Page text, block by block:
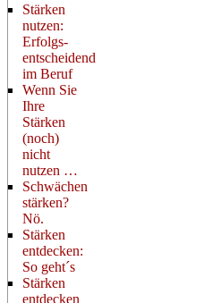
Stärken
nutzen:
Erfolgs-
entscheidend
im Beruf
Wenn Sie
Ihre
Stärken
(noch)
nicht
nutzen …
Schwächen
stärken?
Nö.
Stärken
entdecken:
So geht´s
Stärken
entdecken